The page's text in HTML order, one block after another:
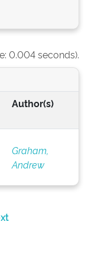
0.004 seconds).
Author(s)
Graham,
Andrew